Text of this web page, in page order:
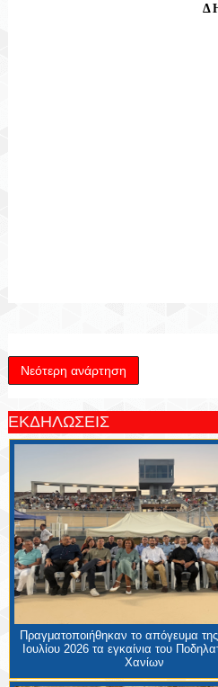
Νεότερη ανάρτηση
ΕΚΔΗΛΩΣΕΙΣ
Πραγματοποιήθηκαν το απόγευμα της
Ιουλίου 2026 τα εγκαίνια του
Χανίων